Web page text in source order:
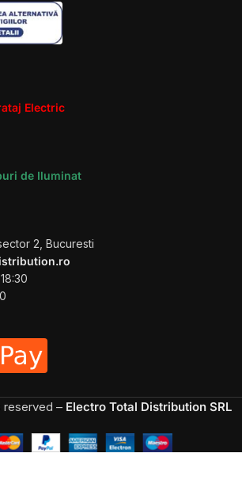
Electric
de Iluminat
2, Bucuresti
reserved – Electro Total Distribution SRL